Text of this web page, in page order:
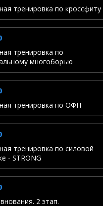
тренировка по кроссфиту
тренировка по
многоборью
тренировка по ОФП
тренировка по силовой
- STRONG
2 этап.